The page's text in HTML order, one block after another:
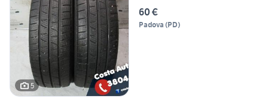
5
60 €
Padova (PD)